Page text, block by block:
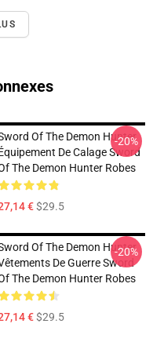
Of The Demon Hunter
De Calage Sword
The Demon Hunter Robes
€$29.5
-20%
Of The Demon Hunter
De Guerre Sword
The Demon Hunter Robes
€$29.5
-20%